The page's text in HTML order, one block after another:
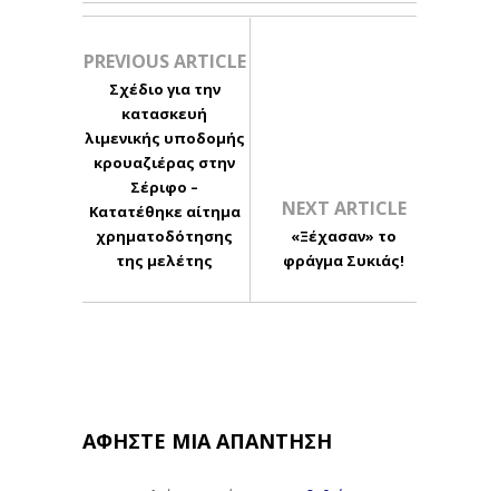
PREVIOUS ARTICLE
Σχέδιο για την
κατασκευή
λιμενικής υποδομής
κρουαζιέρας στην
Σέριφο –
Κατατέθηκε αίτημα
χρηματοδότησης
της μελέτης
NEXT ARTICLE
«Ξέχασαν» το
φράγμα Συκιάς!
ΑΦΉΣΤΕ ΜΙΑ ΑΠΆΝΤΗΣΗ